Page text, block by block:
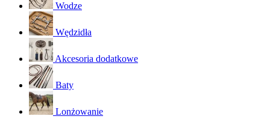
Wodze
Wędzidła
Akcesoria dodatkowe
Baty
Lonżowanie